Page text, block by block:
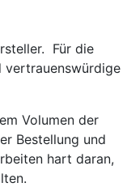
Für die
vertrauenswürdige
Volumen der
Bestellung und
hart daran,